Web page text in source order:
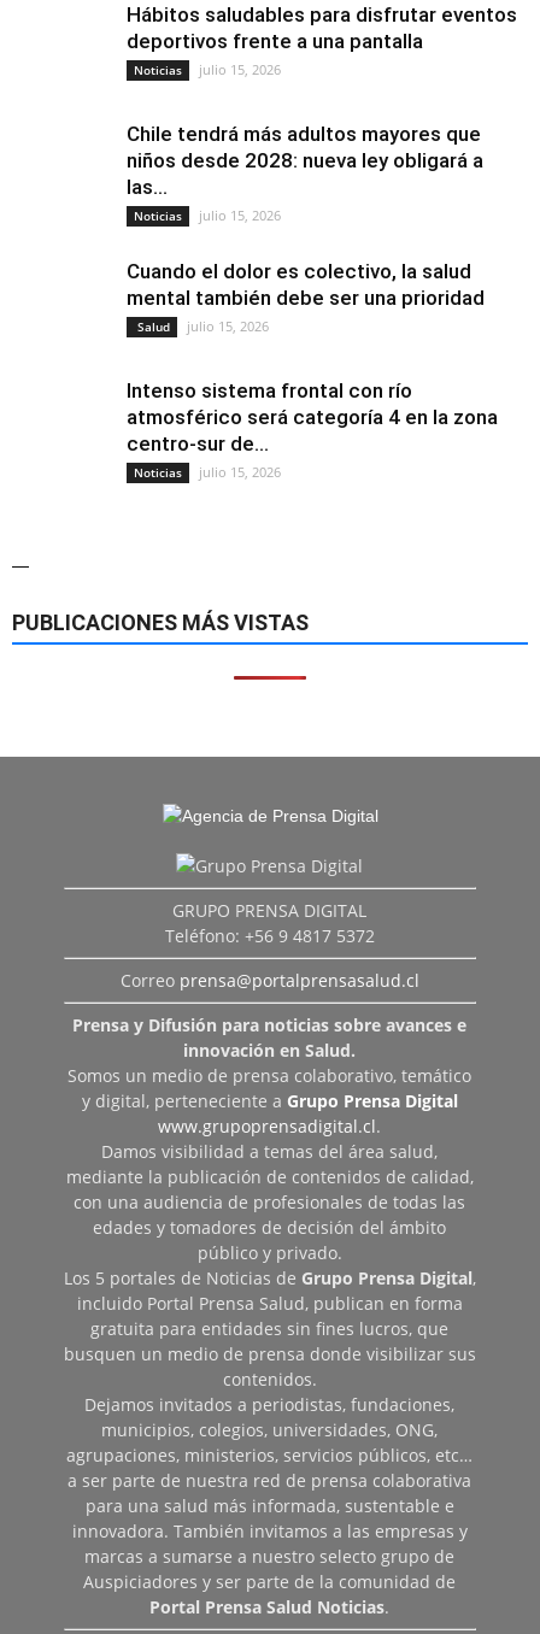
Hábitos saludables para disfrutar eventos
deportivos frente a una pantalla
Noticias julio 15, 2026
Chile tendrá más adultos mayores que
niños desde 2028: nueva ley obligará a
las...
Noticias julio 15, 2026
Cuando el dolor es colectivo, la salud
mental también debe ser una prioridad
Salud julio 15, 2026
Intenso sistema frontal con río
atmosférico será categoría 4 en la zona
centro-sur de...
Noticias julio 15, 2026
—
PUBLICACIONES MÁS VISTAS
GRUPO PRENSA DIGITAL
Teléfono: +56 9 4817 5372
Correo prensa@portalprensasalud.cl
Prensa y Difusión para noticias sobre avances e
innovación en Salud.
Somos un medio de prensa colaborativo, temático
y digital, perteneciente a Grupo Prensa Digital
www.grupoprensadigital.cl.
Damos visibilidad a temas del área salud,
mediante la publicación de contenidos de calidad,
con una audiencia de profesionales de todas las
edades y tomadores de decisión del ámbito
público y privado.
Los 5 portales de Noticias de Grupo Prensa Digital,
incluido Portal Prensa Salud, publican en forma
gratuita para entidades sin fines lucros, que
busquen un medio de prensa donde visibilizar sus
contenidos.
Dejamos invitados a periodistas, fundaciones,
municipios, colegios, universidades, ONG,
agrupaciones, ministerios, servicios públicos, etc…
a ser parte de nuestra red de prensa colaborativa
para una salud más informada, sustentable e
innovadora. También invitamos a las empresas y
marcas a sumarse a nuestro selecto grupo de
Auspiciadores y ser parte de la comunidad de
Portal Prensa Salud Noticias.